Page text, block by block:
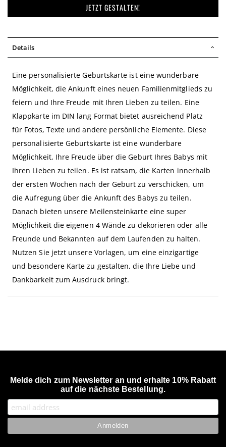
JETZT GESTALTEN!
Details
Eine personalisierte Geburtskarte ist eine wunderbare
Möglichkeit, die Ankunft eines neuen Familienmitglieds zu
feiern und Ihre Freude mit Ihren Lieben zu teilen. Eine
Klappkarte im DIN lang Format bietet ausreichend Platz
für Fotos, Texte und andere persönliche Elemente. Diese
personalisierte Geburtskarte ist eine wunderbare
Möglichkeit, Ihre Freude über die Geburt Ihres Babys mit
Ihren Lieben zu teilen. Es ist ratsam, die Karten innerhalb
der ersten Wochen nach der Geburt zu verschicken, um
die Aufregung über die Ankunft des Babys zu teilen.
Danach bieten unsere Meilensteinkarte eine super
Möglichkeit die eigenen 4 Wände zu dekorieren oder alle
Freunde und Bekannten auf dem Laufenden zu halten.
Nutzen Sie jetzt unsere Vorlagen, um eine einzigartige
und besondere Karte zu gestalten, die Ihre Liebe und
Dankbarkeit zum Ausdruck bringt.
Melde dich zum Newsletter an und erhalte 10% Rabatt
auf die nächste Bestellung.